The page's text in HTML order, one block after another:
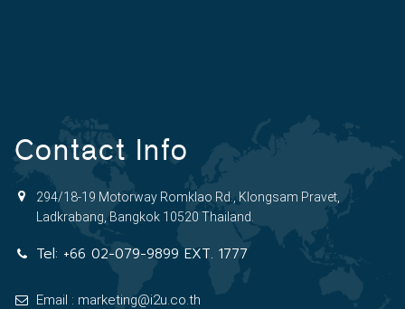
Contact Info
294/18-19 Motorway Romklao Rd., Klongsam Pravet,
Ladkrabang, Bangkok 10520 Thailand.
Tel: +66 02-079-9899 EXT. 1777
Email : marketing@i2u.co.th